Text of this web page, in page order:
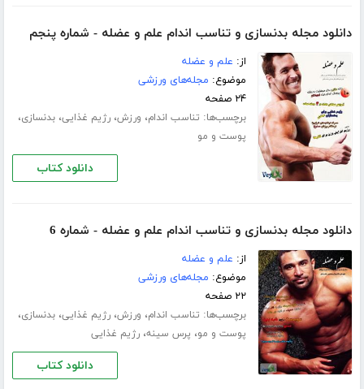
دانلود مجله بدنسازی و تناسب اندام علم و عضله - شماره پنجم
از: علم و عضله
موضوع: مجله‌های ورزشی
۲۴ صفحه
برچسب‌ها: تناسب اندام، ورزش،رژیم غذایی،بدنسازی،
پوست و مو
دانلود کتاب
دانلود مجله بدنسازی و تناسب اندام علم و عضله - شماره 6
از: علم و عضله
موضوع: مجله‌های ورزشی
۲۲ صفحه
برچسب‌ها: تناسب اندام، ورزش،رژیم غذایی،بدنسازی،
پوست و مو، پرس سینه،رژیم غذایی
دانلود کتاب